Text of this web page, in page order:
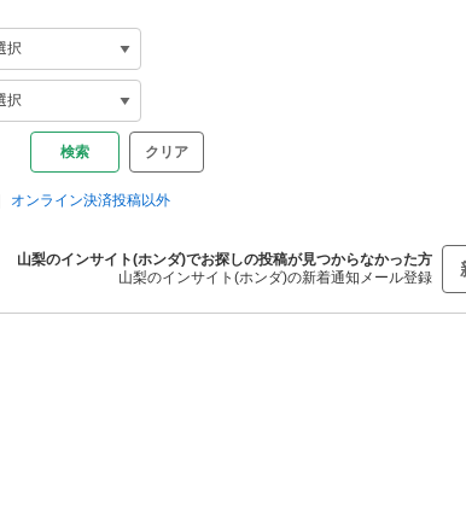
クリア
オンライン決済投稿以外
山梨のインサイト(ホンダ)でお探しの投稿が見つからなかった方
山梨のインサイト(ホンダ)の新着通知メール登録